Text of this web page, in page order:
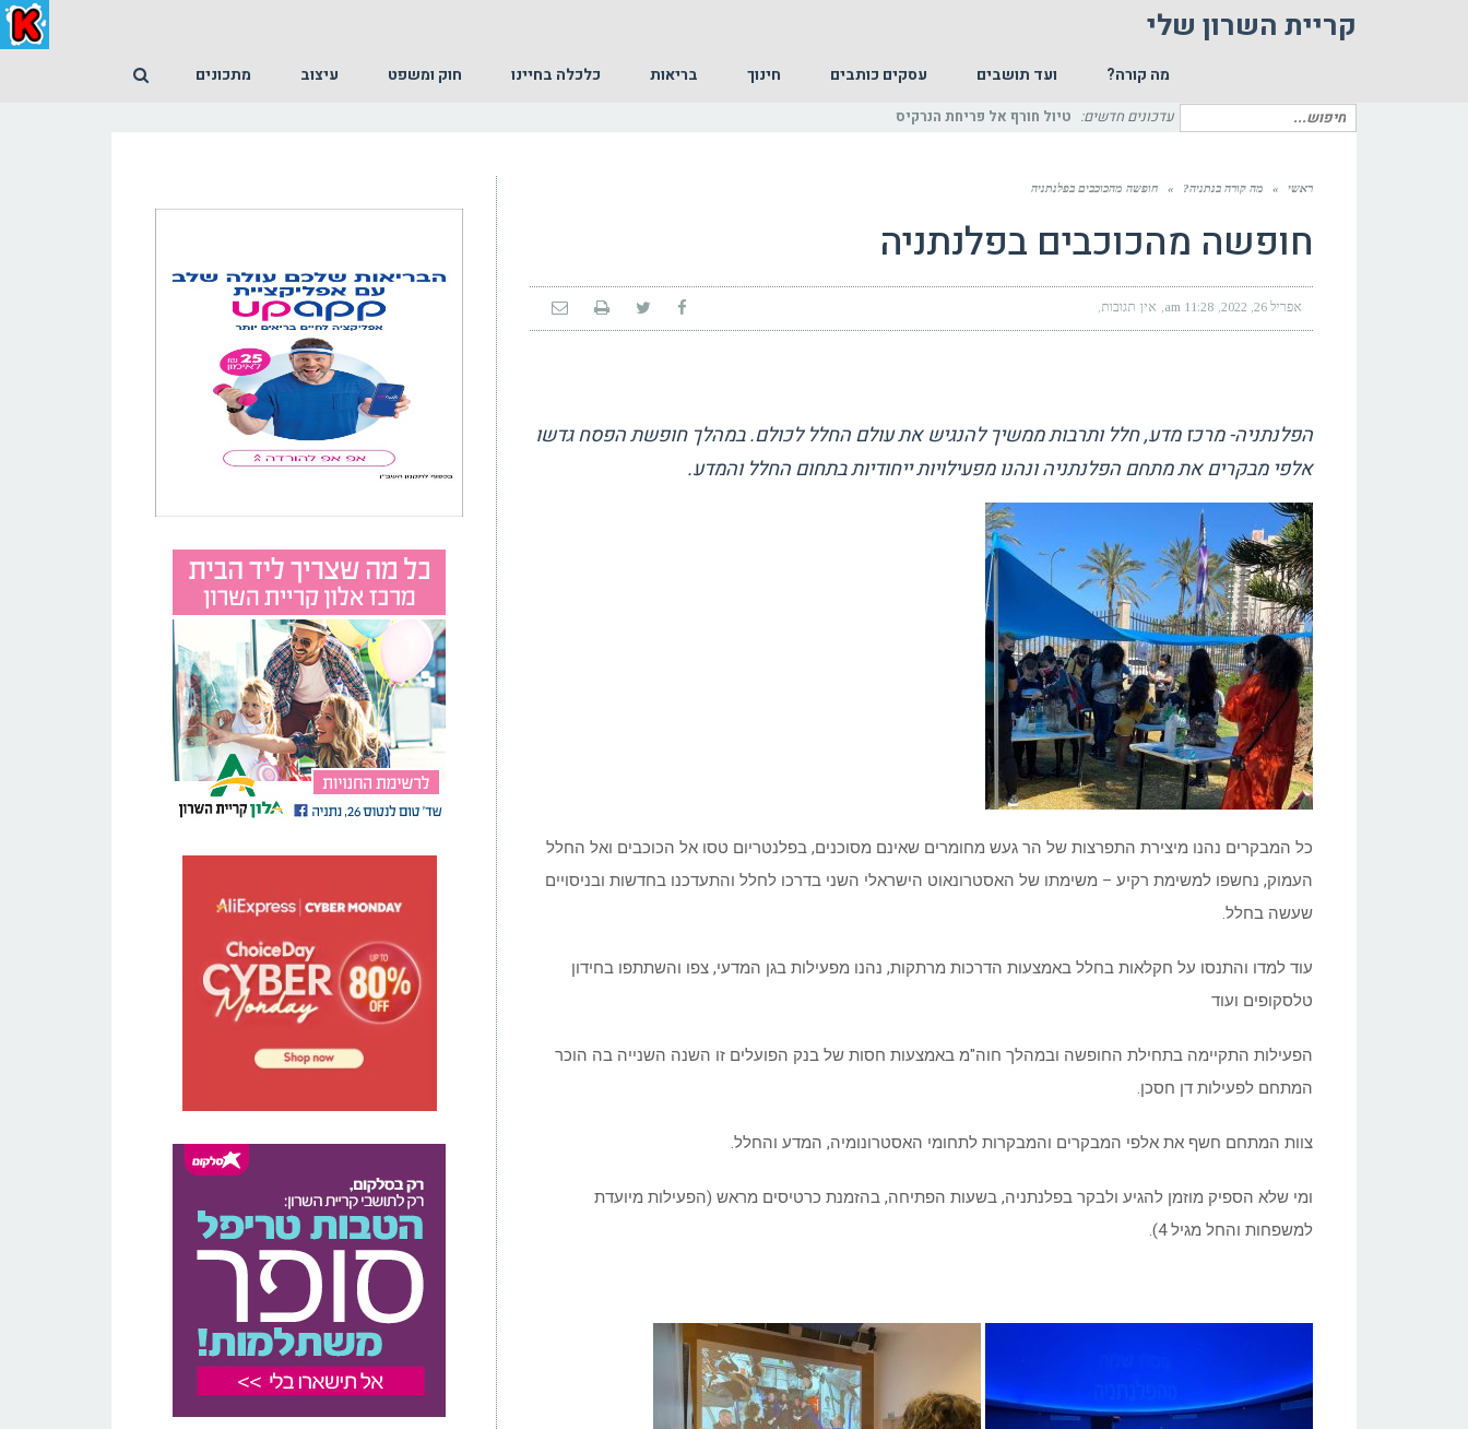
קריית השרון שלי
מה קורה? ועד תושבים עסקים כותבים חינוך בריאות כלכלה בחיינו חוק ומשפט עיצוב מתכונים
חיפוש
עדכונים חדשים: טיול חורף אל פריחת הנרקיס
ראשי » מה קורה בנתניה? » חופשה מהכוכבים בפלנתניה
חופשה מהכוכבים בפלנתניה
אפריל 26, 2022 11:28 am אין תגובות
הפלנתניה- מרכז מדע, חלל ותרבות ממשיך להנגיש את עולם החלל לכולם. במהלך חופשת הפסח גדשו
אלפי מבקרים את מתחם הפלנתניה ונהנו מפעילויות ייחודיות בתחום החלל והמדע.
כל המבקרים נהנו מיצירת התפרצות של הר געש מחומרים שאינם מסוכנים, בפלנטריום טסו אל הכוכבים ואל החלל
העמוק, נחשפו למשימת רקיע – משימתו של האסטרונאוט הישראלי השני בדרכו לחלל והתעדכנו בחדשות ובניסויים
שעשה בחלל.
עוד למדו והתנסו על חקלאות בחלל באמצעות הדרכות מרתקות, נהנו מפעילות בגן המדעי, צפו והשתתפו בחידון
טלסקופים ועוד
הפעילות התקיימה בתחילת החופשה ובמהלך חוה"מ באמצעות חסות של בנק הפועלים זו השנה השנייה בה הוכר
המתחם לפעילות דן חסכן.
צוות המתחם חשף את אלפי המבקרים והמבקרות לתחומי האסטרונומיה, המדע והחלל.
ומי שלא הספיק מוזמן להגיע ולבקר בפלנתניה, בשעות הפתיחה, בהזמנת כרטיסים מראש (הפעילות מיועדת
למשפחות והחל מגיל 4).